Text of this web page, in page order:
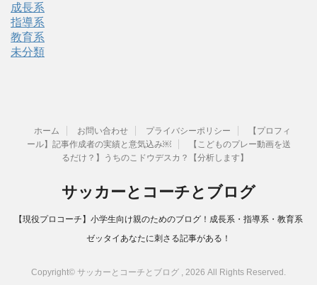
成長系
指導系
教育系
未分類
ホーム お問い合わせ プライバシーポリシー
【プロフィ
ール】記事作成者の実績と意気込み￼
【こどものプレー動画を送
るだけ？】うちのこドウデスカ？【分析します】
サッカーとコーチとブログ
【現役プロコーチ】小学生向け親のためのブログ！成長系・指導系・教育系
ゼッタイあなたに刺さる記事がある！
Copyright© サッカーとコーチとブログ , 2026 All Rights Reserved.